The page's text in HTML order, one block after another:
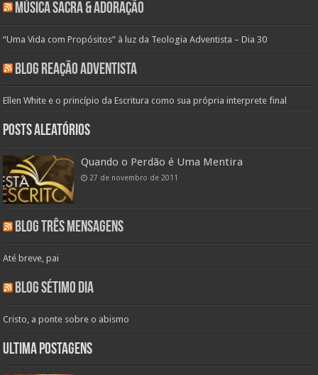
Música Sacra & Adoração
“Uma Vida com Propósitos” à luz da Teologia Adventista – Dia 30
Blog Reação Adventista
Ellen White e o princípio da Escritura como sua própria interprete final
Posts aleatórios
Quando o Perdão é Uma Mentira
27 de novembro de 2011
Blog Três Mensagens
Até breve, pai
Blog Sétimo Dia
Cristo, a ponte sobre o abismo
Ultima Postagens